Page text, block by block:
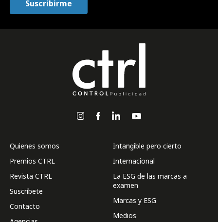
Quienes somos
Premios CTRL
Revista CTRL
Suscríbete
Contacto
Intangible pero cierto
Internacional
La ESG de las marcas a
examen
Marcas y ESG
Medios